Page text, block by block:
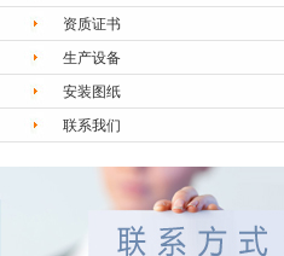
资质证书
生产设备
安装图纸
联系我们